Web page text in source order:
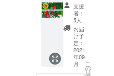
る。水
分は傷
みの原
因にな
るた
め、拭
きと
る。 冷
凍保
凍保
存：1つ
ずつ
ラップ
にくる
む。 乾
燥保
存：で
きるだ
ただけ
ると思
いま
す。 ｰ
十色の
（https:
//bit.ly/3
AmXlqs
10月16
（土）
13時–
15時を
想定
当日観
られな
い場
上記以
外でご
希望の
品種が
ありま
した
ら、教
えてく
ださ
画。オ
ンライ
ン教室
の当
日、私
たちも
参加し
て、と
うがら
品種は
来年度
の栽培
計画決
定後、
相談の
上、決
定とな
りま
定！
とうが
らし地
獄1kg
セット
（辛さ
レベ
ル：🌶🌶
🌶 ）】
・十色
支援
者：
5人
お届
け予
定：
2021
年09
月
こ
の
リ